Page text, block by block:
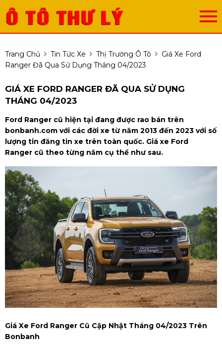
Trang Chủ Tin Tức Xe Thị Trường Ô Tô
Giá Xe Ford
Ranger Đã Qua Sử Dụng Tháng 04/2023
GIÁ XE FORD RANGER ĐÃ QUA SỬ DỤNG
THÁNG 04/2023
Ford Ranger cũ hiện tại đang được rao bán trên
bonbanh.com với các đời xe từ năm 2013 đến 2023 với số
lượng tin đăng tin xe trên toàn quốc. Giá xe Ford
Ranger cũ theo từng năm cụ thể như sau.
Giá Xe Ford Ranger Cũ Cập Nhật Tháng 04/2023 Trên
Bonbanh